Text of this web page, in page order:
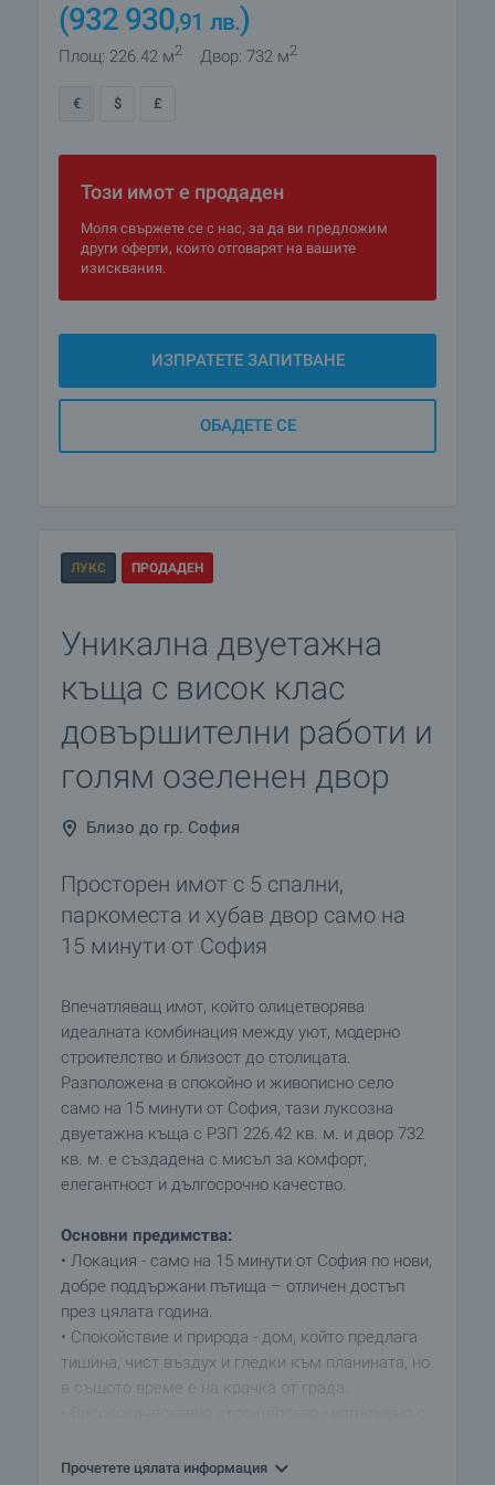
(932 930,91 лв.)
Площ: 226.42 м2 Двор: 732 м2
€ $ £
Този имот е продаден
Моля свържете се с нас, за да ви предложим
други оферти, които отговарят на вашите
изисквания.
ИЗПРАТЕТЕ ЗАПИТВАНЕ
ОБАДЕТЕ СЕ
ЛУКС ПРОДАДЕН
Уникална двуетажна
къща с висок клас
довършителни работи и
голям озеленен двор
Близо до гр. София
Просторен имот с 5 спални,
паркоместа и хубав двор само на
15 минути от София
Впечатляващ имот, който олицетворява
идеалната комбинация между уют, модерно
строителство и близост до столицата.
Разположена в спокойно и живописно село
само на 15 минути от София, тази луксозна
двуетажна къща с РЗП 226.42 кв. м. и двор 732
кв. м. е създадена с мисъл за комфорт,
елегантност и дългосрочно качество.
Основни предимства:
• Локация - само на 15 минути от София по нови,
добре поддържани пътища – отличен достъп
през цялата година.
• Спокойствие и природа - дом, който предлага
тишина, чист въздух и гледки към планината, но
в същото време е на крачка от града.
изключителна прецизност.
Прочетете цялата информация